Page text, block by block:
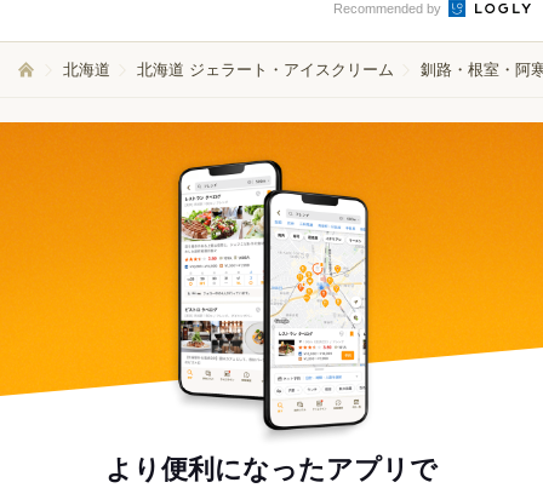
Recommended by
北海道 北海道 ジェラート・アイスクリーム 釧路・根室・阿
より便利になったアプリで